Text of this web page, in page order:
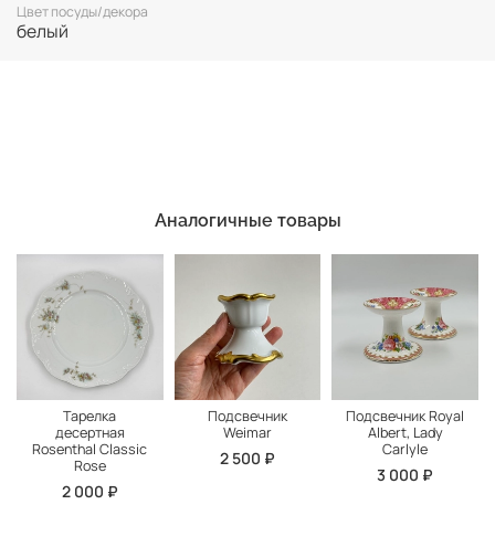
Цвет посуды/декора
белый
Аналогичные товары
Тарелка
десертная
Rosenthal Classic
Rose
2 000 ₽
Подсвечник
Weimar
2 500 ₽
Подсвечник Royal
Albert, Lady
Carlyle
3 000 ₽